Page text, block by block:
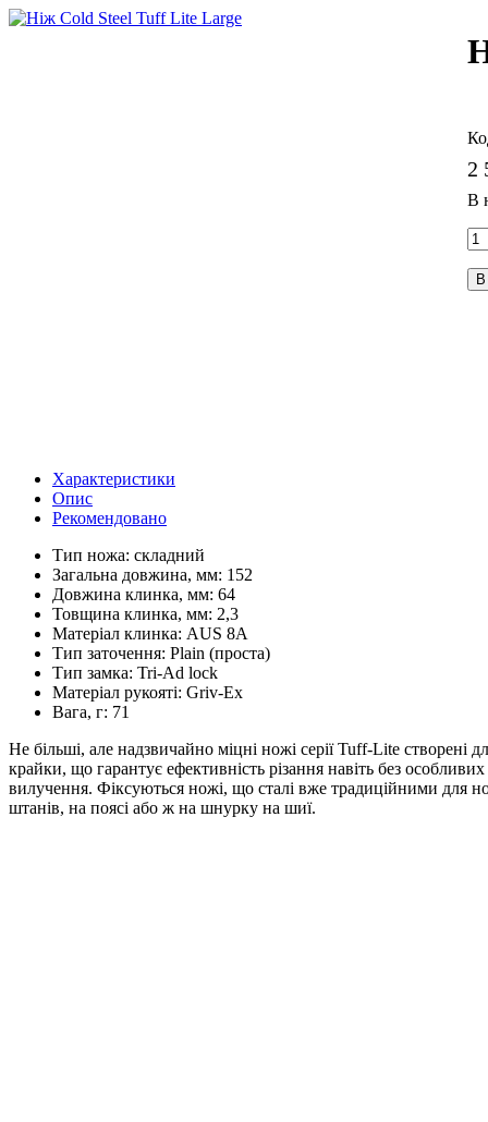
2
Характеристики
Опис
Рекомендовано
Тип ножа: складний
Загальна довжина, мм: 152
Довжина клинка, мм: 64
Товщина клинка, мм: 2,3
Матеріал клинка: AUS 8A
Тип заточення: Plain (проста)
Тип замка: Tri-Ad lock
Матеріал рукояті: Griv-Ex
Вага, г: 71
Не більші, але надзвичайно міцні ножі серії Tuff-Lite створені
крайки, що гарантує ефективність різання навіть без
вилучення. Фіксуються ножі, що сталі вже традиційними для
штанів, на поясі або ж на шнурку на шиї.